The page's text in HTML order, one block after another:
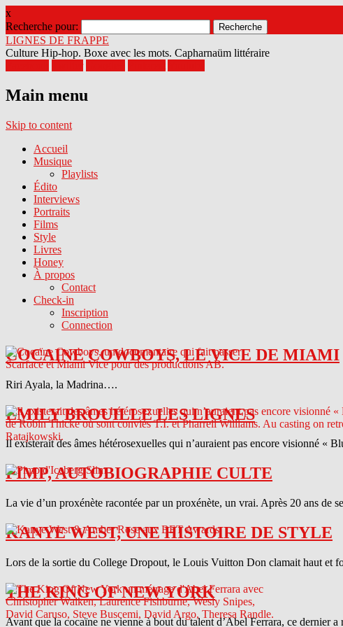
x
Recherche pour:
LIGNES DE FRAPPE
Culture Hip-hop. Boxe avec les mots. Capharnaüm littéraire
Main menu
Skip to content
Accueil
Musique
Playlists
Édito
Interviews
Portraits
Films
Style
Livres
Honey
À propos
Contact
Check-in
Inscription
Connection
COCAINE COWBOYS, LE VICE DE MIAMI
Riri Ayala, la Madrina….
EMILY BROUILLE LES LIGNES
Il existerait des âmes hétérosexuelles qui n’auraient pas encore visionné
PIMP, AUTOBIOGRAPHIE CULTE
La vie d’un proxénète racontée par un proxénète, un vrai. Après 20 ans de
KANYE WEST, UNE HISTOIRE DE STYLE
Lors de la sortie du College Dropout, le Louis Vuitton Don clamait haut et
THE KING OF NEW YORK
Avant que la cocaïne ne vienne à bout du talent d’Abel Ferrara, ce dernier